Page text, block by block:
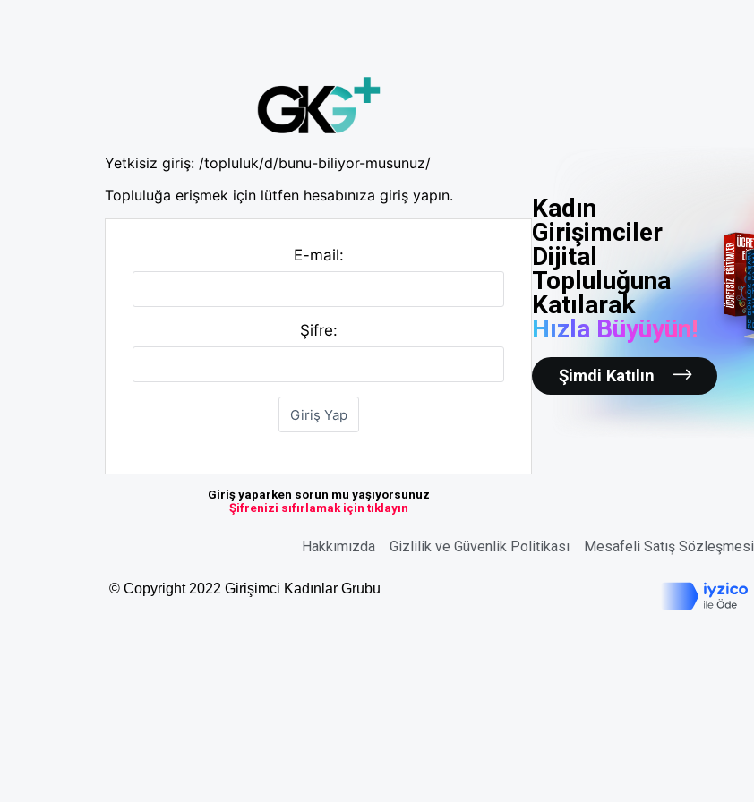
Yetkisiz giriş: /topluluk/d/bunu-biliyor-musunuz/
Topluluğa erişmek için lütfen hesabınıza giriş yapın.
E-mail:
Şifre:
Giriş yaparken sorun mu yaşıyorsunuz
Şifrenizi sıfırlamak için tıklayın
Kadın
Girişimciler
Dijital
Topluluğuna
Katılarak
Hızla Büyüyün!
Şimdi Katılın
Hakkımızda Gizlilik ve Güvenlik Politikası Mesafeli Satış Sözleşmesi
© Copyright 2022 Girişimci Kadınlar Grubu